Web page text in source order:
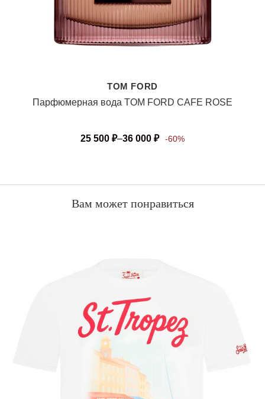
TOM FORD
Парфюмерная вода TOM FORD CAFE ROSE
25 500 ₽–36 000 ₽ -60%
Вам может понравиться